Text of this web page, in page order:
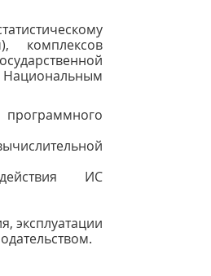
комплексов
ИС
эксплуатации